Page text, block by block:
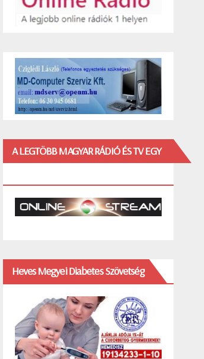
A LEGTÖBB MAGYAR RÁDIÓ ÉS TV EGY
Heves Megyei Diabetes Szövetség